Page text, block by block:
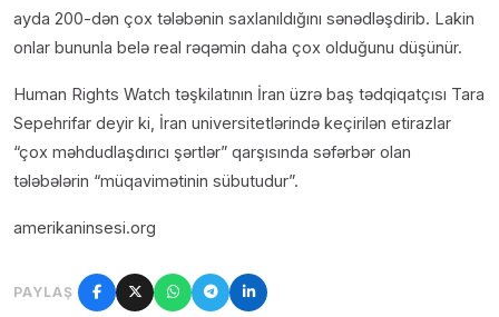
ayda 200-dən çox tələbənin saxlanıldığını sənədləşdirib. Lakin
onlar bununla belə real rəqəmin daha çox olduğunu düşünür.
Human Rights Watch təşkilatının İran üzrə baş tədqiqatçısı Tara
Sepehrifar deyir ki, İran universitetlərində keçirilən etirazlar
“çox məhdudlaşdırıcı şərtlər” qarşısında səfərbər olan
tələbələrin “müqavimətinin sübutudur”.
amerikaninsesi.org
PAYLAŞ